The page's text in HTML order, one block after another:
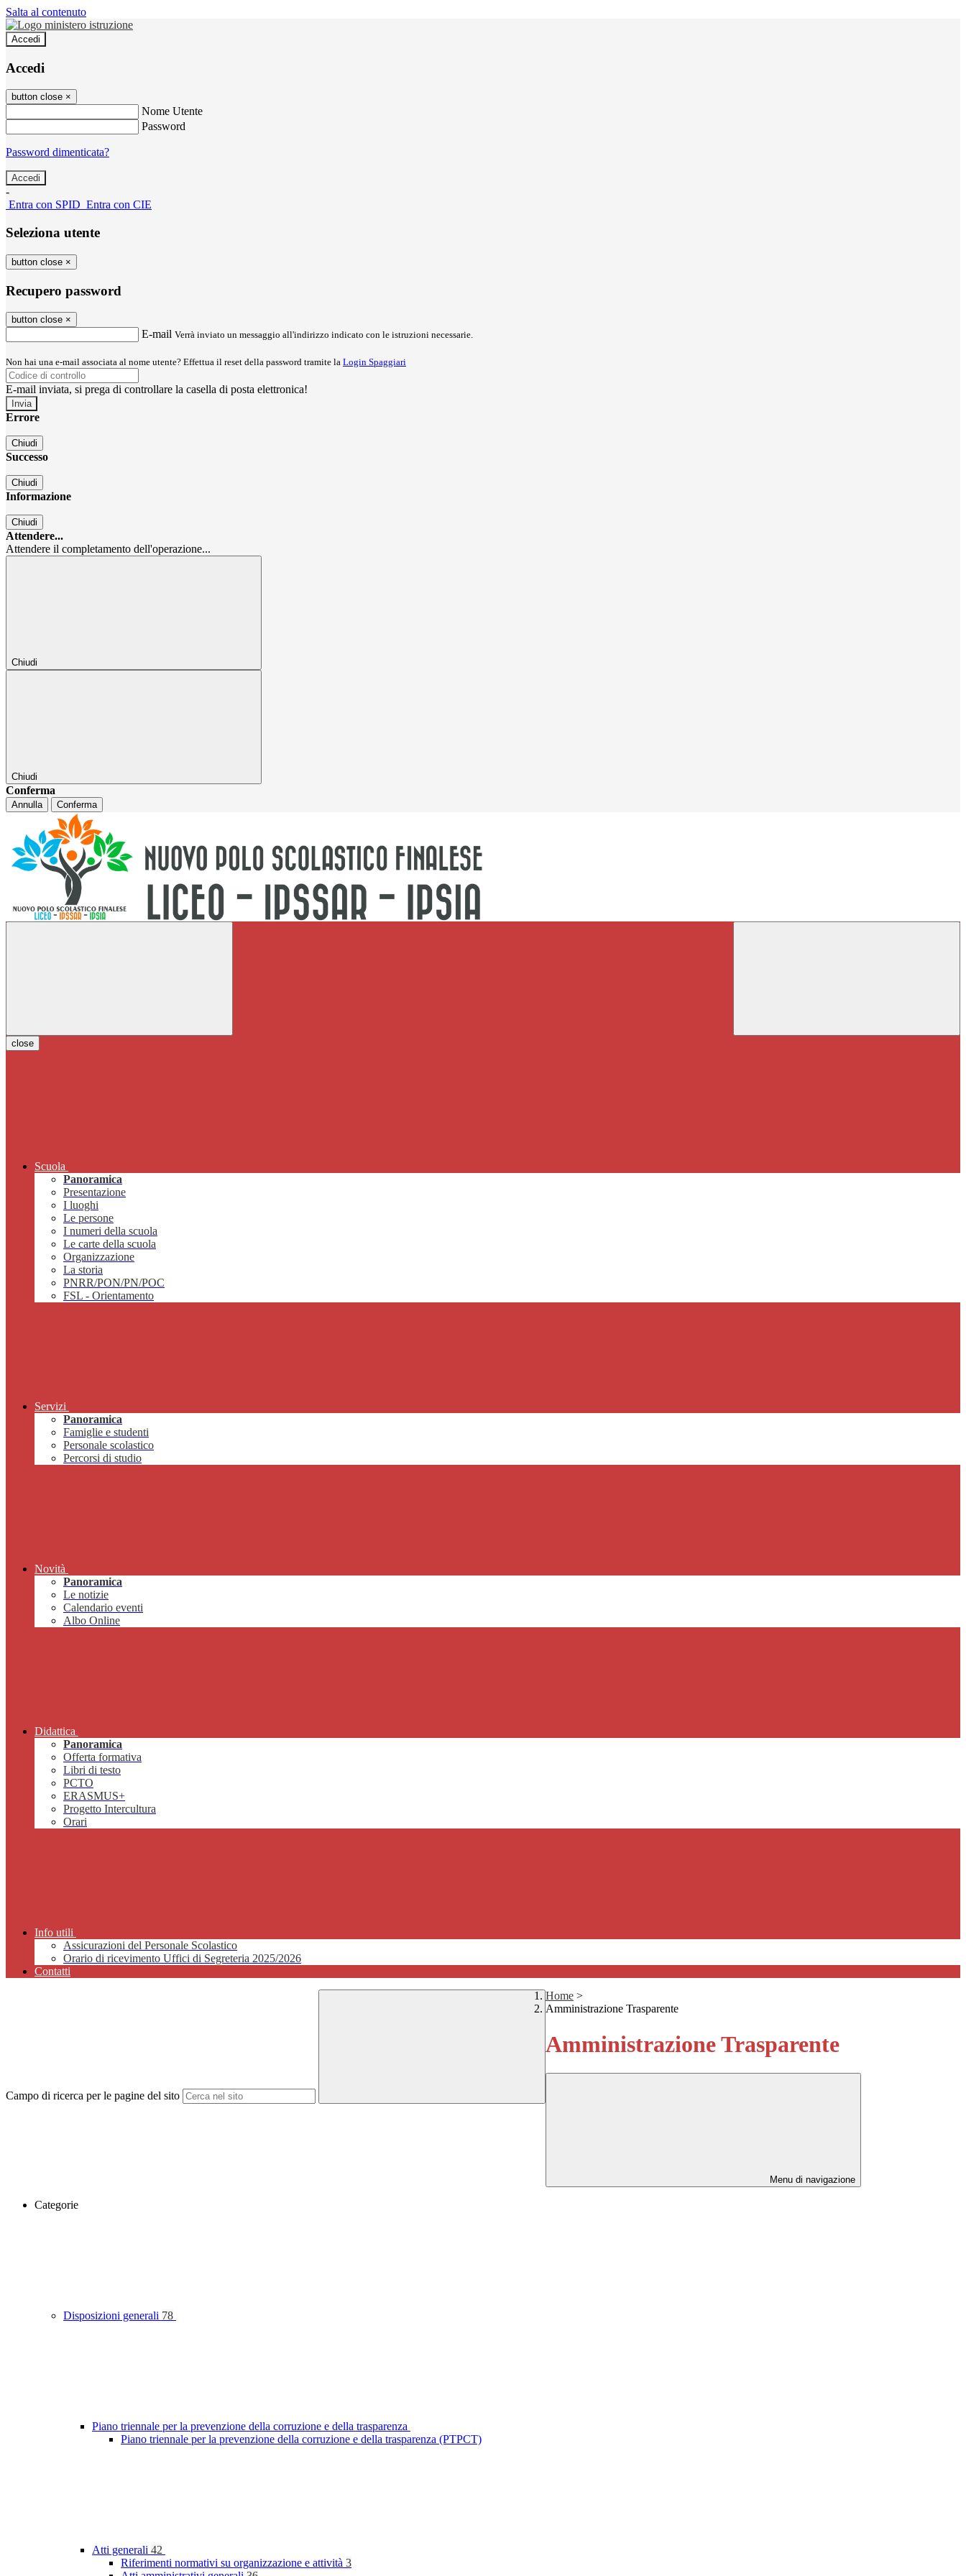
Salta al contenuto
Accedi
Accedi
button close ×
Nome Utente
Password
Password dimenticata?
-
Entra con SPID Entra con CIE
Seleziona utente
button close ×
Recupero password
button close ×
E-mail Verrà inviato un messaggio all'indirizzo indicato con le istruzioni necessarie.
Non hai una e-mail associata al nome utente? Effettua il reset della password tramite la Login Spaggiari
E-mail inviata, si prega di controllare la casella di posta elettronica!
Errore
Chiudi
Successo
Chiudi
Informazione
Chiudi
Attendere...
Attendere il completamento dell'operazione...
Chiudi
Chiudi
Conferma
Annulla Conferma
close
Scuola
Panoramica
Presentazione
I luoghi
Le persone
I numeri della scuola
Le carte della scuola
Organizzazione
La storia
PNRR/PON/PN/POC
FSL - Orientamento
Servizi
Panoramica
Famiglie e studenti
Personale scolastico
Percorsi di studio
Novità
Panoramica
Le notizie
Calendario eventi
Albo Online
Didattica
Panoramica
Offerta formativa
Libri di testo
PCTO
ERASMUS+
Progetto Intercultura
Orari
Info utili
Assicurazioni del Personale Scolastico
Orario di ricevimento Uffici di Segreteria 2025/2026
Contatti
Campo di ricerca per le pagine del sito
Home >
Amministrazione Trasparente
Amministrazione Trasparente
Menu di navigazione
Categorie
Disposizioni generali 78
Piano triennale per la prevenzione della corruzione e della trasparenza
Piano triennale per la prevenzione della corruzione e della trasparenza (PTPCT)
Atti generali 42
Riferimenti normativi su organizzazione e attività 3